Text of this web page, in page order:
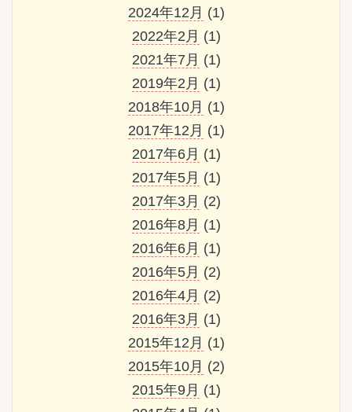
2024年12月 (1)
2022年2月 (1)
2021年7月 (1)
2019年2月 (1)
2018年10月 (1)
2017年12月 (1)
2017年6月 (1)
2017年5月 (1)
2017年3月 (2)
2016年8月 (1)
2016年6月 (1)
2016年5月 (2)
2016年4月 (2)
2016年3月 (1)
2015年12月 (1)
2015年10月 (2)
2015年9月 (1)